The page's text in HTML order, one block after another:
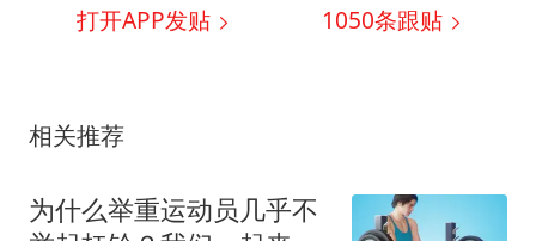
打开APP发贴 1050条跟贴
相关推荐
为什么举重运动员几乎不